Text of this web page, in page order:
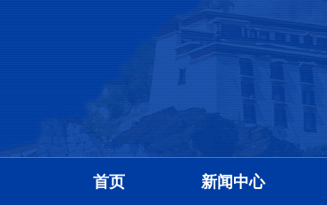
首页 新闻中心